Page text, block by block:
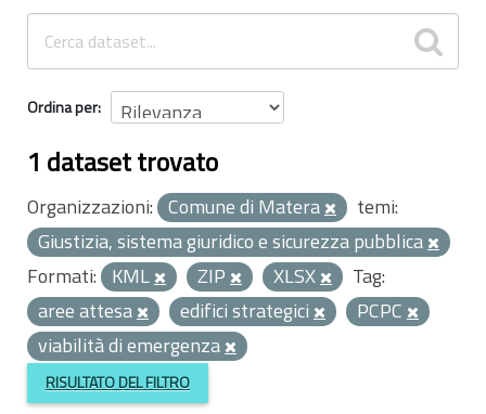
INFORMAZIONI
Ordina per
1 dataset trovato
Organizzazioni: Comune di Matera
temi:
Giustizia, sistema giuridico e sicurezza pubblica
Formati: KML ZIP XLSX
Tag:
aree attesa
edifici strategici
PCPC
viabilità di emergenza
RISULTATO DEL FILTRO